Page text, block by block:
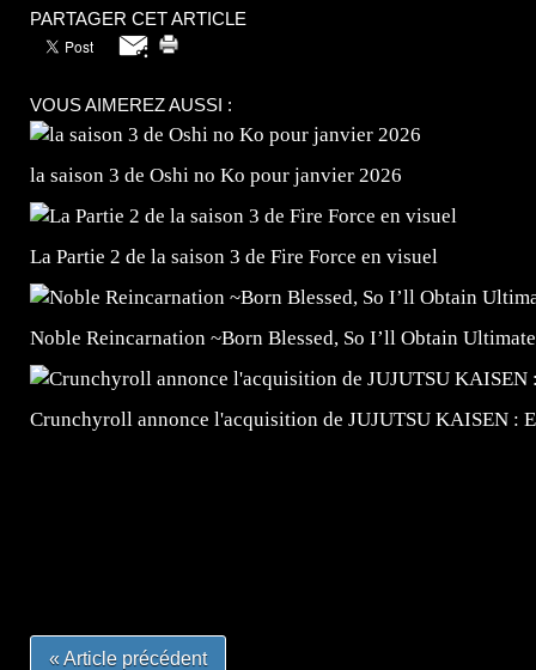
PARTAGER CET ARTICLE
VOUS AIMEREZ AUSSI :
la saison 3 de Oshi no Ko pour janvier 2026
La Partie 2 de la saison 3 de Fire Force en visuel
Noble Reincarnation ~Born Blessed, So I’ll Obtain
Crunchyroll annonce l'acquisition de JUJUTSU KAISEN :
« Article précédent